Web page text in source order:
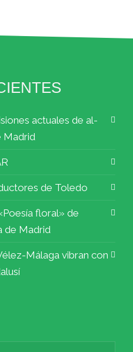
actuales de al-
Madrid
de Toledo
floral» de
de Madrid
Málaga vibran con